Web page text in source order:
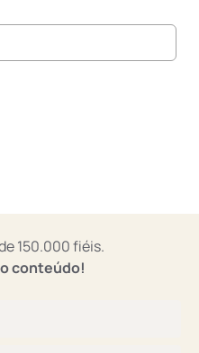
150.000 fiéis.
conteúdo!